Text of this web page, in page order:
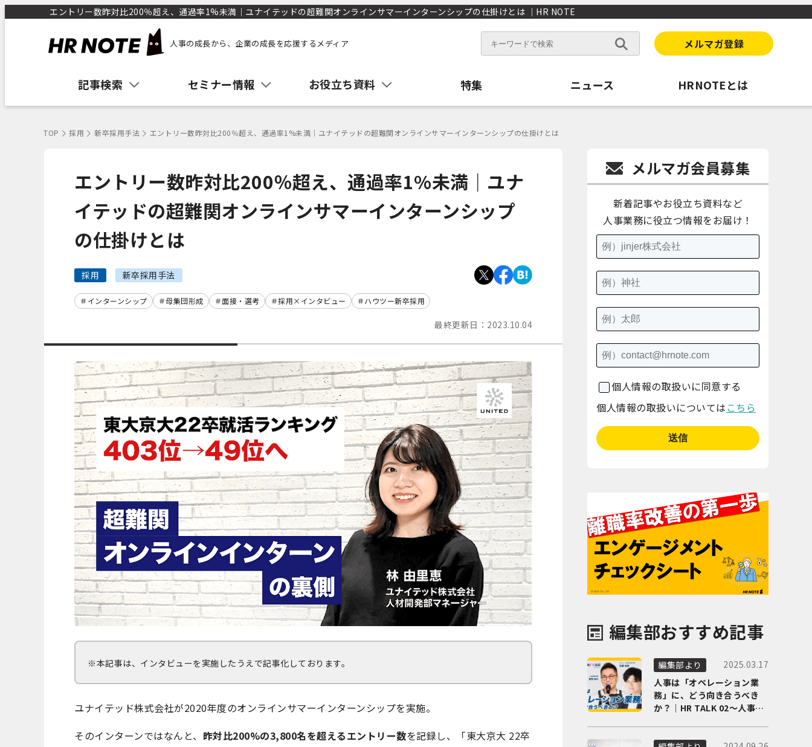
エントリー数昨対比200％超え、通過率1%未満｜ユナイテッドの超難関オンラインサマーインターンシップの仕掛けとは ｜HR NOTE
人事の成長から、企業の成長を応援するメディア メルマガ登録
記事検索 セミナー情報 お役立ち資料 特集 ニュース HRNOTEとは
TOP 採用 新卒採用手法 エントリー数昨対比200％超え、通過率1%未満｜ユナイテッドの超難関オンラインサマーインターンシップの仕掛けとは
エントリー数昨対比200％超え、通過率1%未満｜ユナ
イテッドの超難関オンラインサマーインターンシップ
の仕掛けとは
採用 新卒採用手法
インターンシップ 母集団形成 面接・選考 採用×インタビュー ハウツー新卒採用
最終更新日： 2023.10.04
※本記事は、インタビューを実施したうえで記事化しております。
ユナイテッド株式会社が2020年度のオンラインサマーインターンシップを実施。
そのインターンではなんと、 昨対比200%の3,800名を超えるエントリー数を記録し、「東大京大 22卒
メルマガ会員募集
新着記事やお役立ち資料など
人事業務に役立つ情報をお届け！
個人情報の取扱いに同意する
個人情報の取扱いについては こちら
編集部おすすめ記事
編集部より
2025.03.17
人事は「オペレーション業
務」に、どう向き合うべき
か？｜HR TALK 02～人事DX